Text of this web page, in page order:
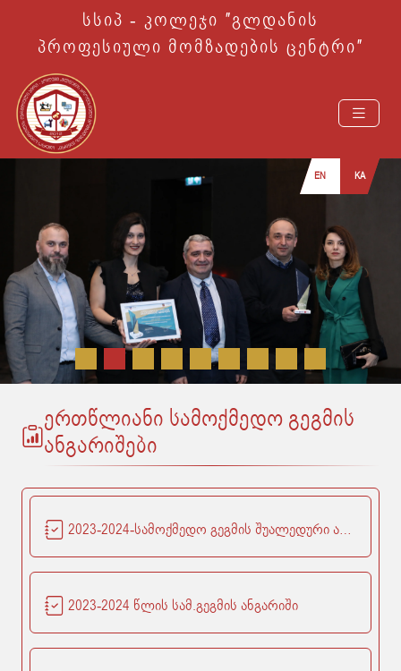
სსიპ - კოლეჯი ″გლდანის
პროფესიული მომზადების ცენტრი″
EN KA
ერთწლიანი სამოქმედო გეგმის
ანგარიშები
2023-2024-სამოქმედო გეგმის შუალედური ანგარიში
2023-2024 წლის სამ.გეგმის ანგარიში